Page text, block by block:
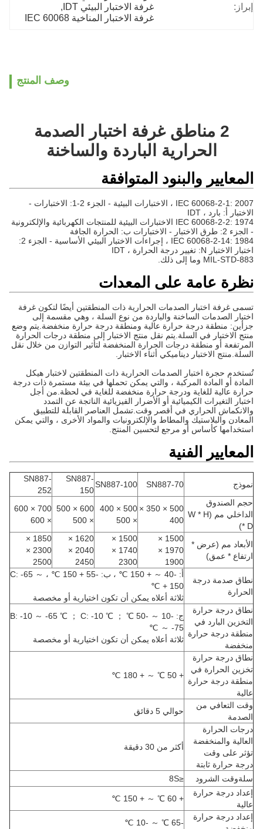
إبراز:
غرفة الاختبار البيئي IDT
,
غرفة الاختبار المناخية IEC 60068
وصف المنتج
2 مناطق غرفة اختبار الصدمة
الحرارية الباردة والساخنة
المعايير والبنود المتوافقة
IEC 60068-2-1: 2007 ، الاختبارات البيئية - الجزء 2-1: الاختبارات -
الاختبار أ: بارد ، IDT
IEC 60068-2-2: 1974 الاختبارات البيئية للمنتجات الكهربائية والإلكترونية
- الجزء 2: طرق الاختبار - الاختبارات ب: الحرارة الجافة
IEC 60068-2-14: 1984 ، إجراءات الاختبار البيئي الأساسية - الجزء 2:
اختبار الاختبار N: تغيير درجة الحرارة ، IDT
MIL-STD-883 وما إلى ذلك.
نظرة عامة على المعدات
تسمى غرفة اختبار الصدمات الحرارية ذات المنطقتين أيضًا لتكون غرفة
اختبار الصدمات الساخنة والباردة من نوع السلة ، وهي مقسمة إلى
جزأين: منطقة درجة حرارة عالية ومنطقة درجة حرارة منخفضة.يتم وضع
منتج الاختبار في السلة.يتم نقل منتج الاختبار إلى منطقة درجات الحرارة
المرتفعة أو منطقة درجات الحرارة المنخفضة لتأثير التوازن من خلال نقل
السلة.منتج الاختبار ديناميكي أثناء الاختبار.
تُستخدم حجرة اختبار الصدمات الحرارية ذات المنطقتين لاختبار هيكل
المادة أو المادة المركبة ، والتي يمكن تحملها في بيئة مستمرة ذات درجة
حرارة عالية للغاية ودرجة حرارة منخفضة للغاية في لحظة.من أجل
اختبار التغيرات الكيميائية أو الأضرار الفيزيائية الناتجة عن التمدد
والانكماش الحراري في أقصر وقت.تشمل العناصر القابلة للتطبيق
المعادن والبلاستيك والمطاط والإلكترونيات والمواد الأخرى ، والتي يمكن
استخدامها كأساس أو مرجع لتحسين المنتج.
المعايير الفنية
نموذج SN887-70
SN887-100
SN887-
150
SN887-
252
حجم الصندوق
الداخلي مم (W * H
* D)
500 × 350 ×
400
500 × 400
× 500
600 × 500
× 500
700 × 600
× 600
الأبعاد مم (عرض *
ارتفاع * عمق)
1500 ×
1970 ×
1900
1500 ×
1740 ×
2300
1620 ×
2040 ×
2450
1850 ×
2300 ×
2500
نطاق صدمة درجة
الحرارة
أ: -40 ～ + 150 ℃ ، ب: -55 + 150 ℃ ، C: -65 ～
+ 150 ℃
ثلاثة أعلاه يمكن أن تكون اختيارية أو مخصصة
نطاق درجة حرارة
التخزين البارد في
منطقة درجة حرارة
منخفضة
ج: -10 ～ -50 ℃ ； B: -10 ～ -65 ℃ ； C: -10 ℃
～ -75 ℃
ثلاثة أعلاه يمكن أن تكون اختيارية أو مخصصة
نطاق درجة حرارة
تخزين الحرارة في
منطقة درجة حرارة
عالية
+ 50 ℃ ～ + 180 ℃
وقت التعافي من
الصدمة
حوالي 5 دقائق
درجات الحرارة
العالية والمنخفضة
تؤثر على وقت
درجة حرارة ثابتة
أكثر من 30 دقيقة
سلةوقت الشرود
≤8S
إعداد درجة حرارة
عالية
+ 60 ℃ ～ + 150 ℃
إعداد درجة حرارة